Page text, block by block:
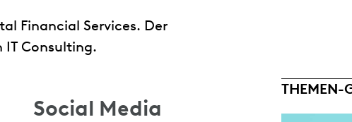
Financial Services. Der
Consulting.
Social Media
THEMEN-